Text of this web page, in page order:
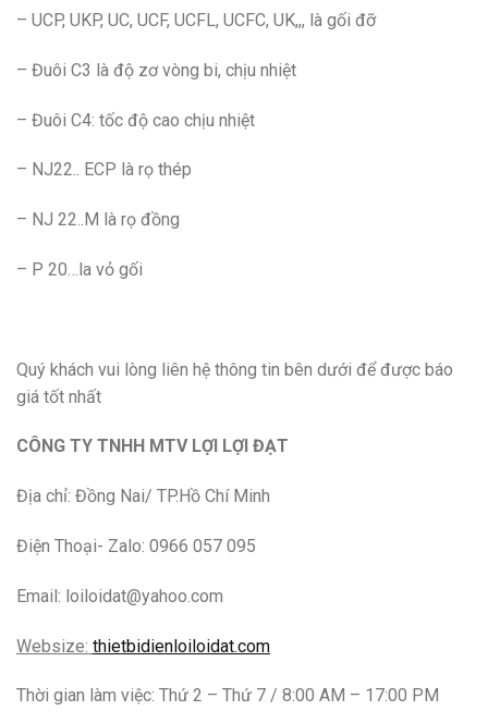
– UCP, UKP, UC, UCF, UCFL, UCFC, UK,,, là gối đỡ
– Đuôi C3 là độ zơ vòng bi, chịu nhiệt
– Đuôi C4: tốc độ cao chịu nhiệt
– NJ22.. ECP là rọ thép
– NJ 22..M là rọ đồng
– P 20…la vỏ gối
Quý khách vui lòng liên hệ thông tin bên dưới để được báo
giá tốt nhất
CÔNG TY TNHH MTV LỢI LỢI ĐẠT
Địa chỉ: Đồng Nai/ TP.Hồ Chí Minh
Điện Thoại- Zalo: 0966 057 095
Email: loiloidat@yahoo.com
Websize: thietbidienloiloidat.com
Thời gian làm việc: Thứ 2 – Thứ 7 / 8:00 AM – 17:00 PM